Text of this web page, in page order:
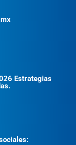
Estrategias